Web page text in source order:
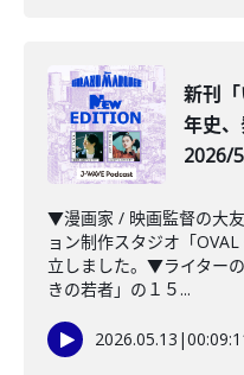
新刊
年史
2026/
▼漫画家 / 映画監督の大
ョン制作スタジオ「
立しました。▼ライター
きの若者」の１５...
2026.05.13 |